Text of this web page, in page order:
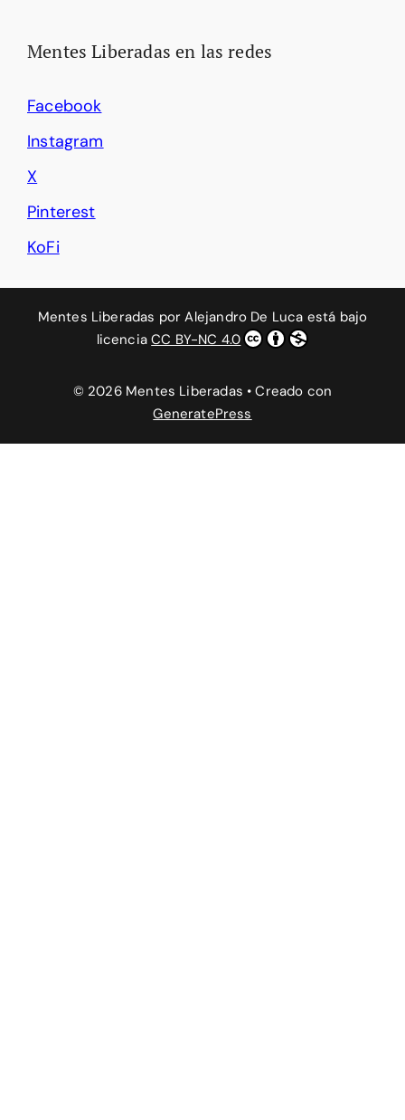
Mentes Liberadas en las redes
Facebook
Instagram
X
Pinterest
KoFi
Mentes Liberadas porAlejandro De Luca está bajo
licenciaCC BY-NC 4.0
© 2026 Mentes Liberadas • Creado con
GeneratePress